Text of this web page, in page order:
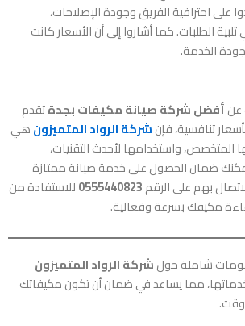
على احترافية الفريق وجودة الإصلاحات،
الطلبات. كما أشاروا إلى أن الأسعار كانت
الخدمة.
عنأفضل شركة صيانة مكيفات بجدةتقدم
تنافسية، فإنشركة الرواد المتميزونهي
المتخصص، واستخدامها لأحدث التقنيات،
ضمان الحصول على خدمة صيانة ممتازة
بهم على الرقم0555440823للاستفادة من
مكيفك بسرعة وفعالية.
شاملة حولشركة الرواد المتميزون
مما يساعد في ضمان أن تكون مكيفاتك